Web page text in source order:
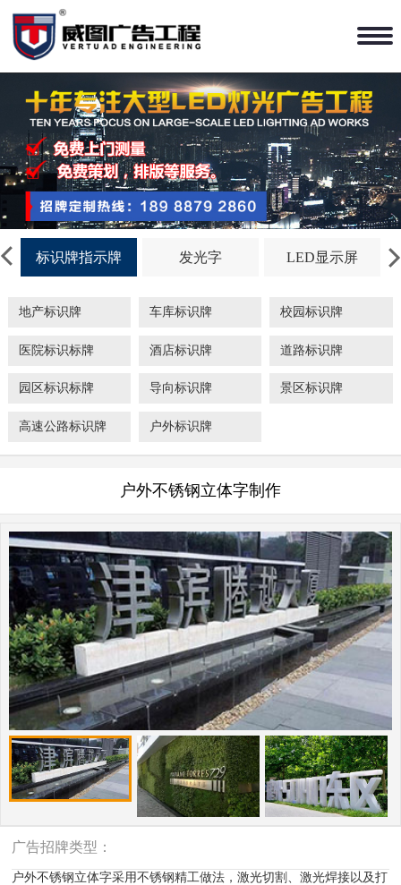
标识牌指示牌 发光字 LED显示屏
地产标识牌 车库标识牌 校园标识牌
医院标识标牌 酒店标识牌 道路标识牌
园区标识标牌 导向标识牌 景区标识牌
高速公路标识牌 户外标识牌
户外不锈钢立体字制作
广告招牌类型：
户外不锈钢立体字采用不锈钢精工做法，激光切割、激光焊接以及打